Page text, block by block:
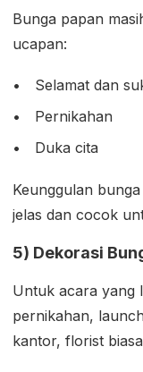
Bunga papan
ucapan:
Selamat dan
Pernikahan
Duka cita
Keunggulan
jelas dan cocok
5) Dekorasi
Untuk acara yang
pernikahan,
kantor, florist